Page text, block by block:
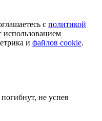
с политикой
использованием
и файлов cookie.
не успев